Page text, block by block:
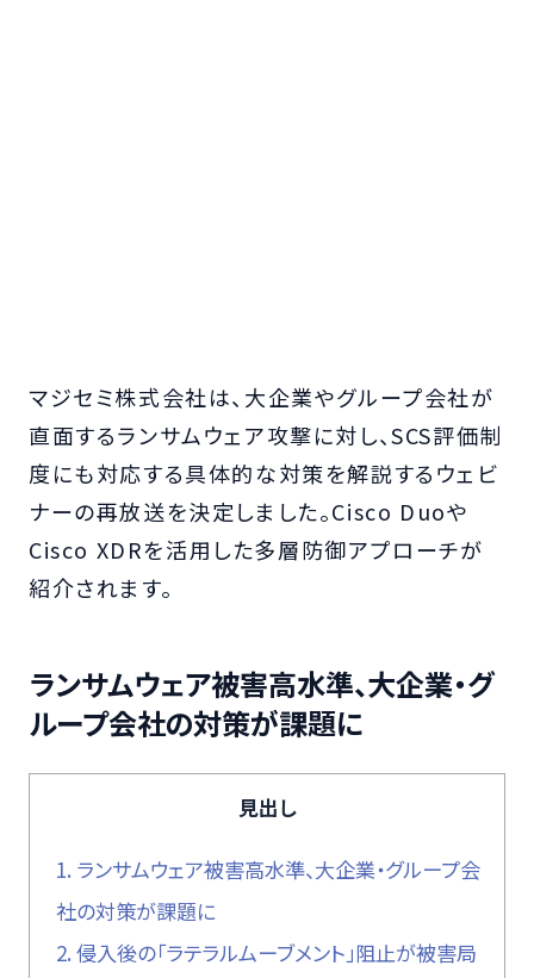
マジセミ株式会社は、大企業やグループ会社が
直面するランサムウェア攻撃に対し、SCS評価制
度にも対応する具体的な対策を解説するウェビ
ナーの再放送を決定しました。Cisco Duoや
Cisco XDRを活用した多層防御アプローチが
紹介されます。
ランサムウェア被害高水準、大企業・グ
ループ会社の対策が課題に
見出し
1. ランサムウェア被害高水準、大企業・グループ会
社の対策が課題に
2. 侵入後の「ラテラルムーブメント」阻止が被害局